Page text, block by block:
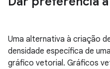
Uma alternativa à criação
densidade específica de
gráfico vetorial. Gráficos